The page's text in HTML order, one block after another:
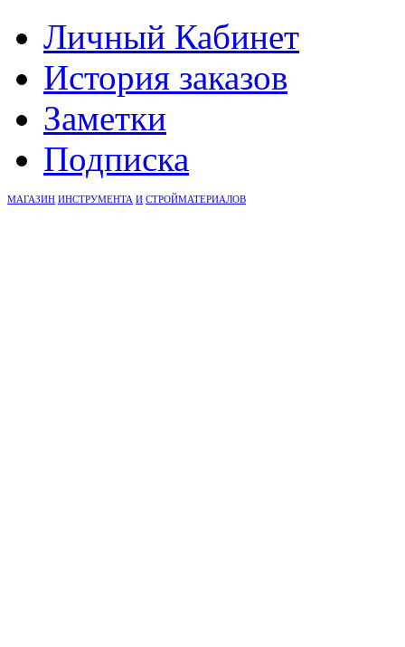
Личный Кабинет
История заказов
Заметки
Подписка
МАГАЗИН ИНСТРУМЕНТА И СТРОЙМАТЕРИАЛОВ